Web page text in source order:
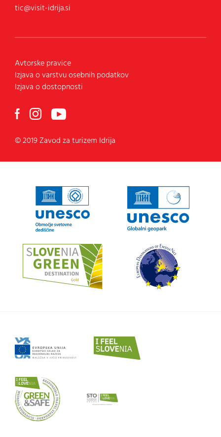
tic@visit-idrija.si
Avtorske pravice
Izjava o varstvu osebnih podatkov
Izjava o dostopnosti
© 2019 Zavod za turizem Idrija